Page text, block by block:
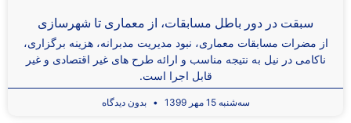
سبقت در دور باطل مسابقات، از معماری تا شهرسازی
از مضرات مسابقات معماری، نبود مدیریت مدبرانه، هزینه برگزاری،
ناکامی در نیل به نتیجه مناسب و ارائه طرح های غیر اقتصادی و غیر
قابل اجرا است.
سه‌شنبه 15 مهر 1399 بدون دیدگاه